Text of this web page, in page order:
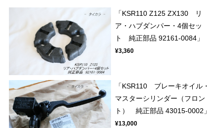
「KSR110 Z125 ZX130 リ
ア・ハブダンパー・4個セッ
ト 純正部品 92161-0084」
¥3,360
「KSR110 ブレーキオイル・
マスターシリンダー（フロン
ト） 純正部品 43015-0002」
¥13,000